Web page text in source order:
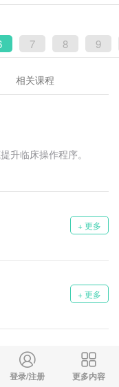
7 8 9
相关课程
升临床操作程序。
+ 更多
+ 更多
登录/注册 更多内容